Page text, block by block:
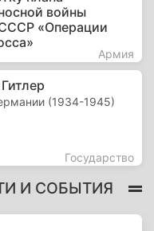
войны
«Операции
Армия
(1934-1945)
Государство
И СОБЫТИЯ